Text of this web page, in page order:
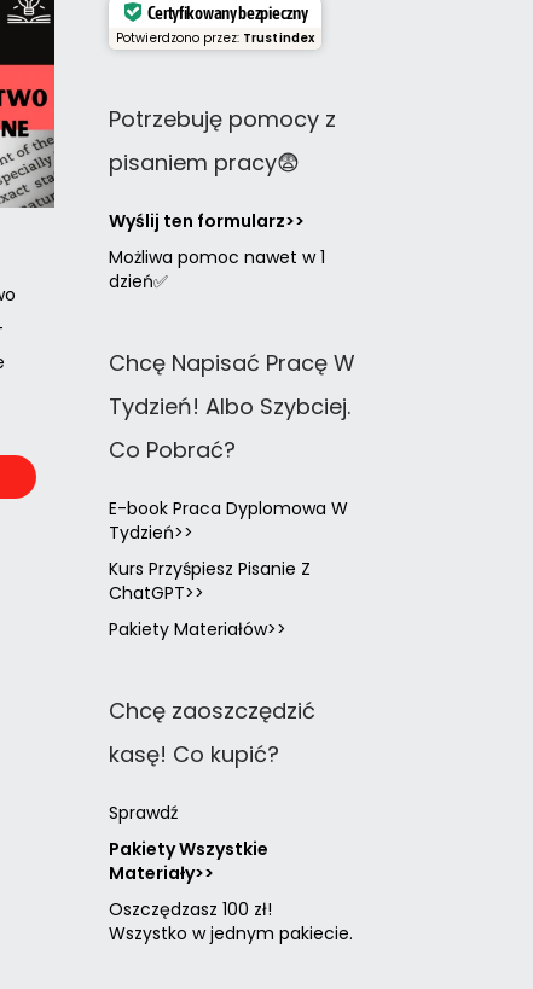
Certyfikowany bezpieczny
Potwierdzono przez: Trustindex
Potrzebuję pomocy z
pisaniem pracy😨
Wyślij ten formularz>>
Możliwa pomoc nawet w 1
dzień✅
Chcę Napisać Pracę W
Tydzień! Albo Szybciej.
Co Pobrać?
E-book Praca Dyplomowa W
Tydzień>>
Kurs Przyśpiesz Pisanie Z
ChatGPT>>
Pakiety Materiałów>>
Chcę zaoszczędzić
kasę! Co kupić?
Sprawdź
Pakiety Wszystkie
Materiały>>
Oszczędzasz 100 zł!
Wszystko w jednym pakiecie.